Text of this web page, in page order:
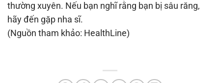
thường xuyên. Nếu bạn nghĩ rằng bạn bị sâu răng,
hãy đến gặp nha sĩ.
(Nguồn tham khảo: HealthLine)